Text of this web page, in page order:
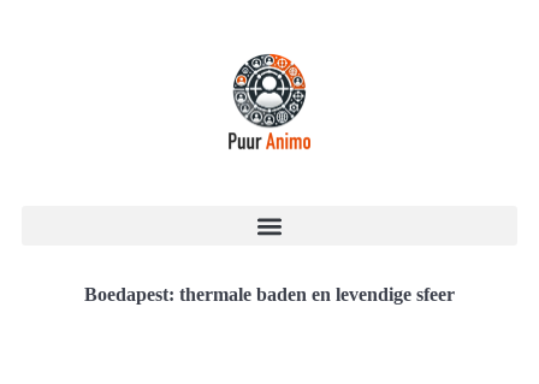
Boedapest: thermale baden en levendige sfeer